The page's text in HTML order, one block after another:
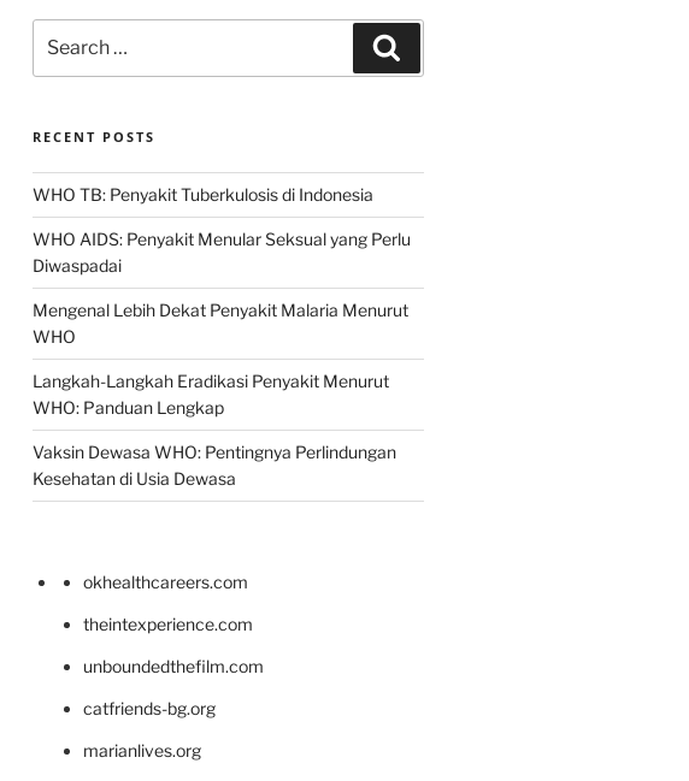
for:
RECENT POSTS
WHO TB: Penyakit Tuberkulosis di Indonesia
WHO AIDS: Penyakit Menular Seksual yang Perlu
Diwaspadai
Mengenal Lebih Dekat Penyakit Malaria Menurut
WHO
Langkah-Langkah Eradikasi Penyakit Menurut
WHO: Panduan Lengkap
Vaksin Dewasa WHO: Pentingnya Perlindungan
Kesehatan di Usia Dewasa
okhealthcareers.com
theintexperience.com
unboundedthefilm.com
catfriends-bg.org
marianlives.org